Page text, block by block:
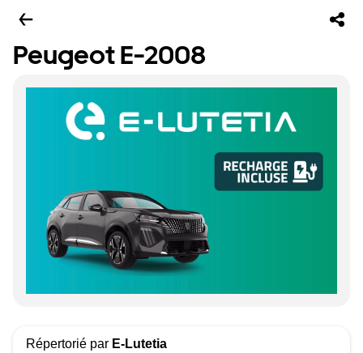
Peugeot E-2008
Répertorié par E-Lutetia